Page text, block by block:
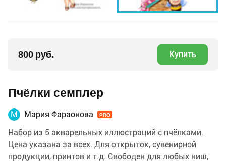
800 руб. Купить
Пчёлки семплер
М Мария Фараонова PRO
Набор из 5 акварельных иллюстраций с пчёлками.
Цена указана за всех. Для открыток, сувенирной
продукции, принтов и т.д. Свободен для любых ниш,